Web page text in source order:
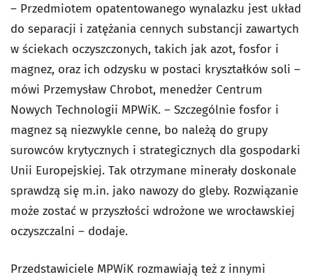
– Przedmiotem opatentowanego wynalazku jest układ
do separacji i zatężania cennych substancji zawartych
w ściekach oczyszczonych, takich jak azot, fosfor i
magnez, oraz ich odzysku w postaci kryształków soli –
mówi Przemysław Chrobot, menedżer Centrum
Nowych Technologii MPWiK. – Szczególnie fosfor i
magnez są niezwykle cenne, bo należą do grupy
surowców krytycznych i strategicznych dla gospodarki
Unii Europejskiej. Tak otrzymane minerały doskonale
sprawdzą się m.in. jako nawozy do gleby. Rozwiązanie
może zostać w przyszłości wdrożone we wrocławskiej
oczyszczalni – dodaje.
Przedstawiciele MPWiK rozmawiają też z innymi